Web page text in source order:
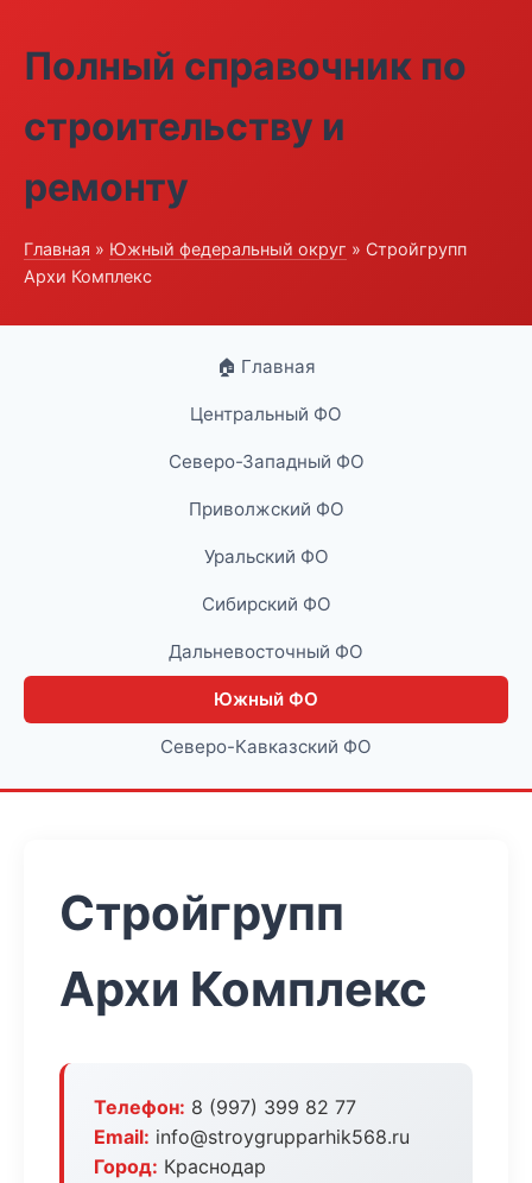
Полный справочник по
строительству и
ремонту
Главная » Южный федеральный округ » Стройгрупп
Архи Комплекс
🏠 Главная
Центральный ФО
Северо-Западный ФО
Приволжский ФО
Уральский ФО
Сибирский ФО
Дальневосточный ФО
Южный ФО
Северо-Кавказский ФО
Стройгрупп
Архи Комплекс
Телефон: 8 (997) 399 82 77
Email: info@stroygrupparhik568.ru
Город: Краснодар